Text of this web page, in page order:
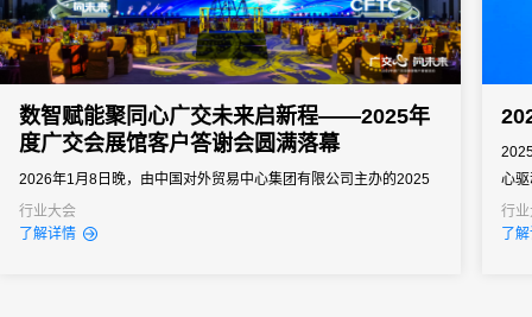
数智赋能聚同心广交未来启新程——2025年
度广交会展馆客户答谢会圆满落幕
2026年1月8日晚，由中国对外贸易中心集团有限公司主办的2025
年度广交会展馆客户答谢活动，在广州市广交会堂成功举办。本次
活动以“广交心向未来”为主题，邀请政府部门、行业协会、展会主
行业大会
了解详情
心
会
（
行
了